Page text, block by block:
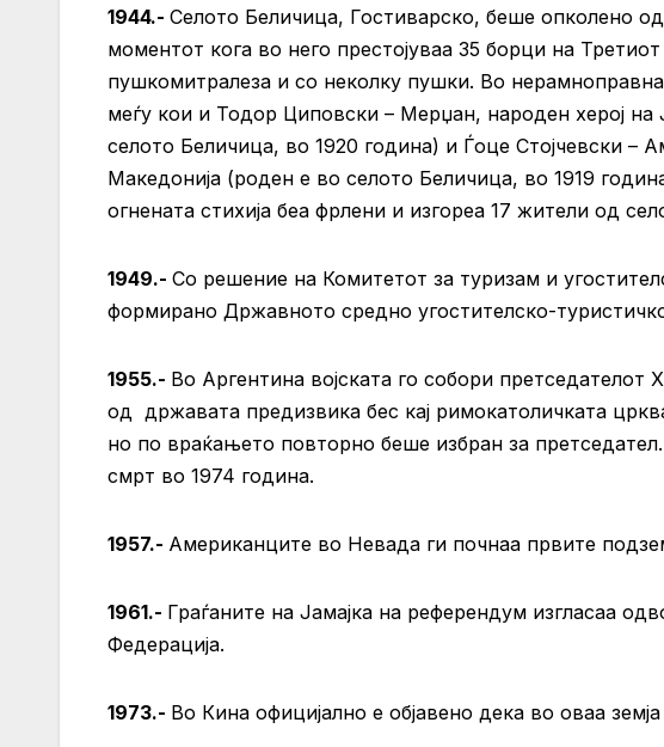
1944.- Селото Беличица, Гостиварско, беше опколено
моментот кога во него престојуваа 35 борци на
пушкомитралеза и со неколку пушки. Во
меѓу кои и Тодор Циповски – Мерџан, народен херој на
селото Беличица, во 1920 година) и Ѓоце Стојчевски –
Македонија (роден е во селото Беличица, во 1919
огнената стихија беа фрлени и изгореа 17 жители од
1949.- Со решение на Комитетот за туризам и
формирано Државното средно угостителско-
1955.- Во Аргентина војската го собори
од државата предизвика бес кај римокатоличката
но по враќањето повторно беше избран за
смрт во 1974 година.
1957.- Американците во Невада ги почнаа првите
1961.- Граѓаните на Јамајка на референдум изгласаа
Федерација.
1973.- Во Кина официјално е објавено дека во оваа